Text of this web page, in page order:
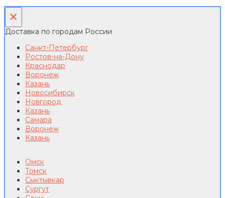
×
Доставка по городам России
Санкт-Петербург
Ростов-на-Дону
Краснодар
Воронеж
Казань
Новосибирск
Новгород
Казань
Самара
Воронеж
Казань
Омск
Томск
Сыктывкар
Сургут